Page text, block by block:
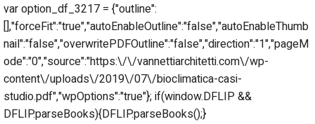
var option_df_3217 = {"outline":
[],"forceFit":"true","autoEnableOutline":"false","autoEnableThumb
nail":"false","overwritePDFOutline":"false","direction":"1","pageM
ode":"0","source":"https:\/\/vannettiarchitetti.com\/wp-
content\/uploads\/2019\/07\/bioclimatica-casi-
studio.pdf","wpOptions":"true"}; if(window.DFLIP &&
DFLIP.parseBooks){DFLIP.parseBooks();}